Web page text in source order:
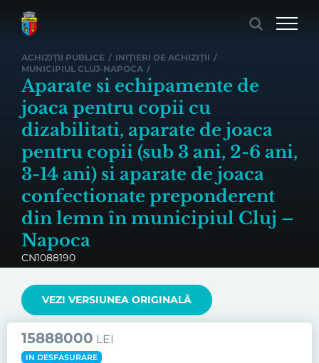
ACHIZIȚII PUBLICE / INIȚIERI DE ACHIZIȚII /
MUNICIPIUL CLUJ-NAPOCA /
Aparate si echipamente de
joaca pentru copii cu
dizabilitati, aparate de joaca
pentru copii (sub 3 ani, 2-6 ani,
3-14 ani) si aparate de joaca
confectionate preponderent
din lemn în municipiul Cluj –
Napoca
CN1088190
VEZI VERSIUNEA ORIGINALĂ
15888000 LEI
IN DESFASURARE